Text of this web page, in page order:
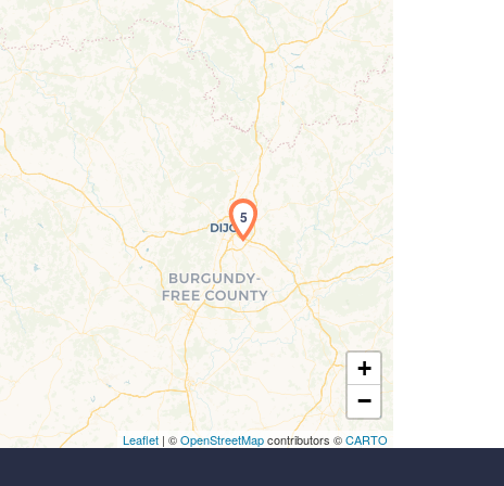
Chargement de la carte en cours...
5
+
−
Leaflet | ©OpenStreetMapcontributors ©CARTO